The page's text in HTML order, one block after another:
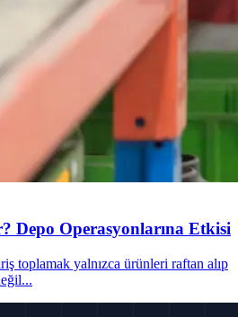
Depo Operasyonlarına Etkisi
toplamak yalnızca ürünleri raftan alıp
...